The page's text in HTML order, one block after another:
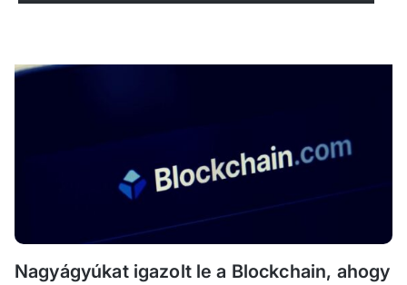
Nagyágyúkat igazolt le a Blockchain, ahogy